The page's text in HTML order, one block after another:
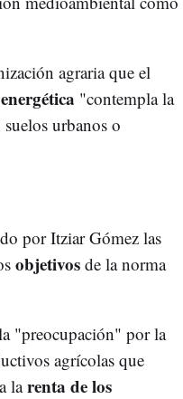
agraria que el
"contempla la
urbanos o
por Itziar Gómez las
objetivos de la norma
"preocupación" por la
agrícolas que
larenta de los